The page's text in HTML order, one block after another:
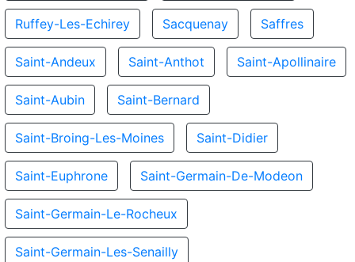
Ruffey-Les-Echirey Sacquenay Saffres
Saint-Andeux Saint-Anthot Saint-Apollinaire
Saint-Aubin Saint-Bernard
Saint-Broing-Les-Moines Saint-Didier
Saint-Euphrone Saint-Germain-De-Modeon
Saint-Germain-Le-Rocheux
Saint-Germain-Les-Senailly